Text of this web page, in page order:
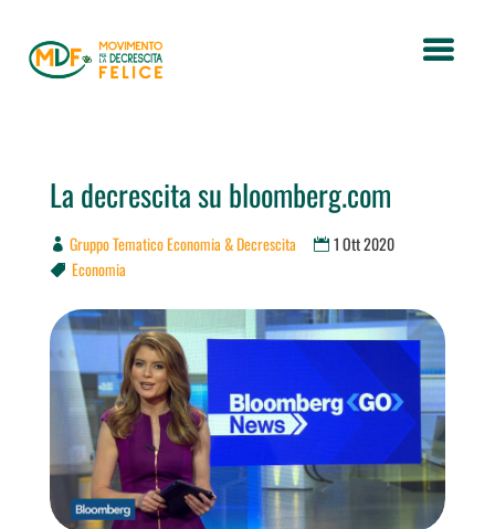
La decrescita su bloomberg.com
Gruppo Tematico Economia & Decrescita 1 Ott 2020
 Economia